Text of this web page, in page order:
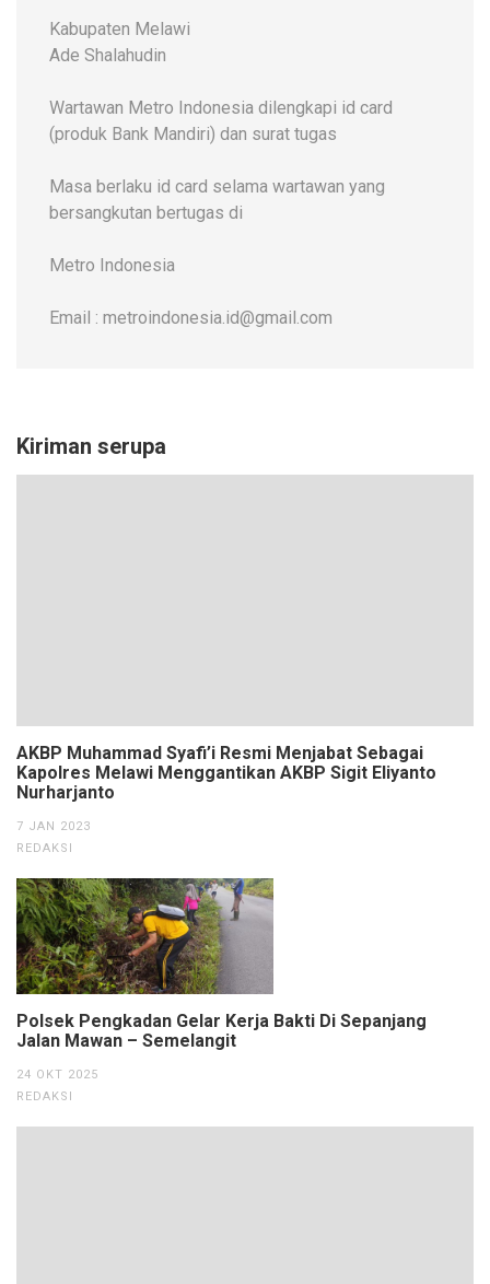
Kabupaten Melawi
Ade Shalahudin
Wartawan Metro Indonesia dilengkapi id card
(produk Bank Mandiri) dan surat tugas
Masa berlaku id card selama wartawan yang
bersangkutan bertugas di
Metro Indonesia
Email : metroindonesia.id@gmail.com
Kiriman serupa
AKBP Muhammad Syafi’i Resmi Menjabat Sebagai
Kapolres Melawi Menggantikan AKBP Sigit Eliyanto
Nurharjanto
7 JAN 2023
REDAKSI
Polsek Pengkadan Gelar Kerja Bakti Di Sepanjang
Jalan Mawan – Semelangit
24 OKT 2025
REDAKSI